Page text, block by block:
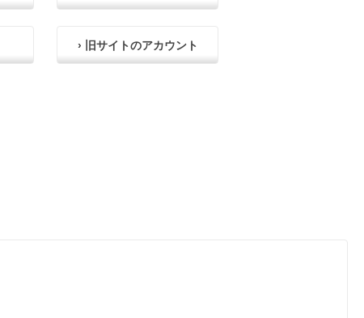
› 旧サイトのアカウント